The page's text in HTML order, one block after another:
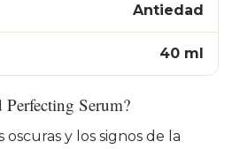
Antiedad
40 ml
Serum?
oscuras y los signos de la